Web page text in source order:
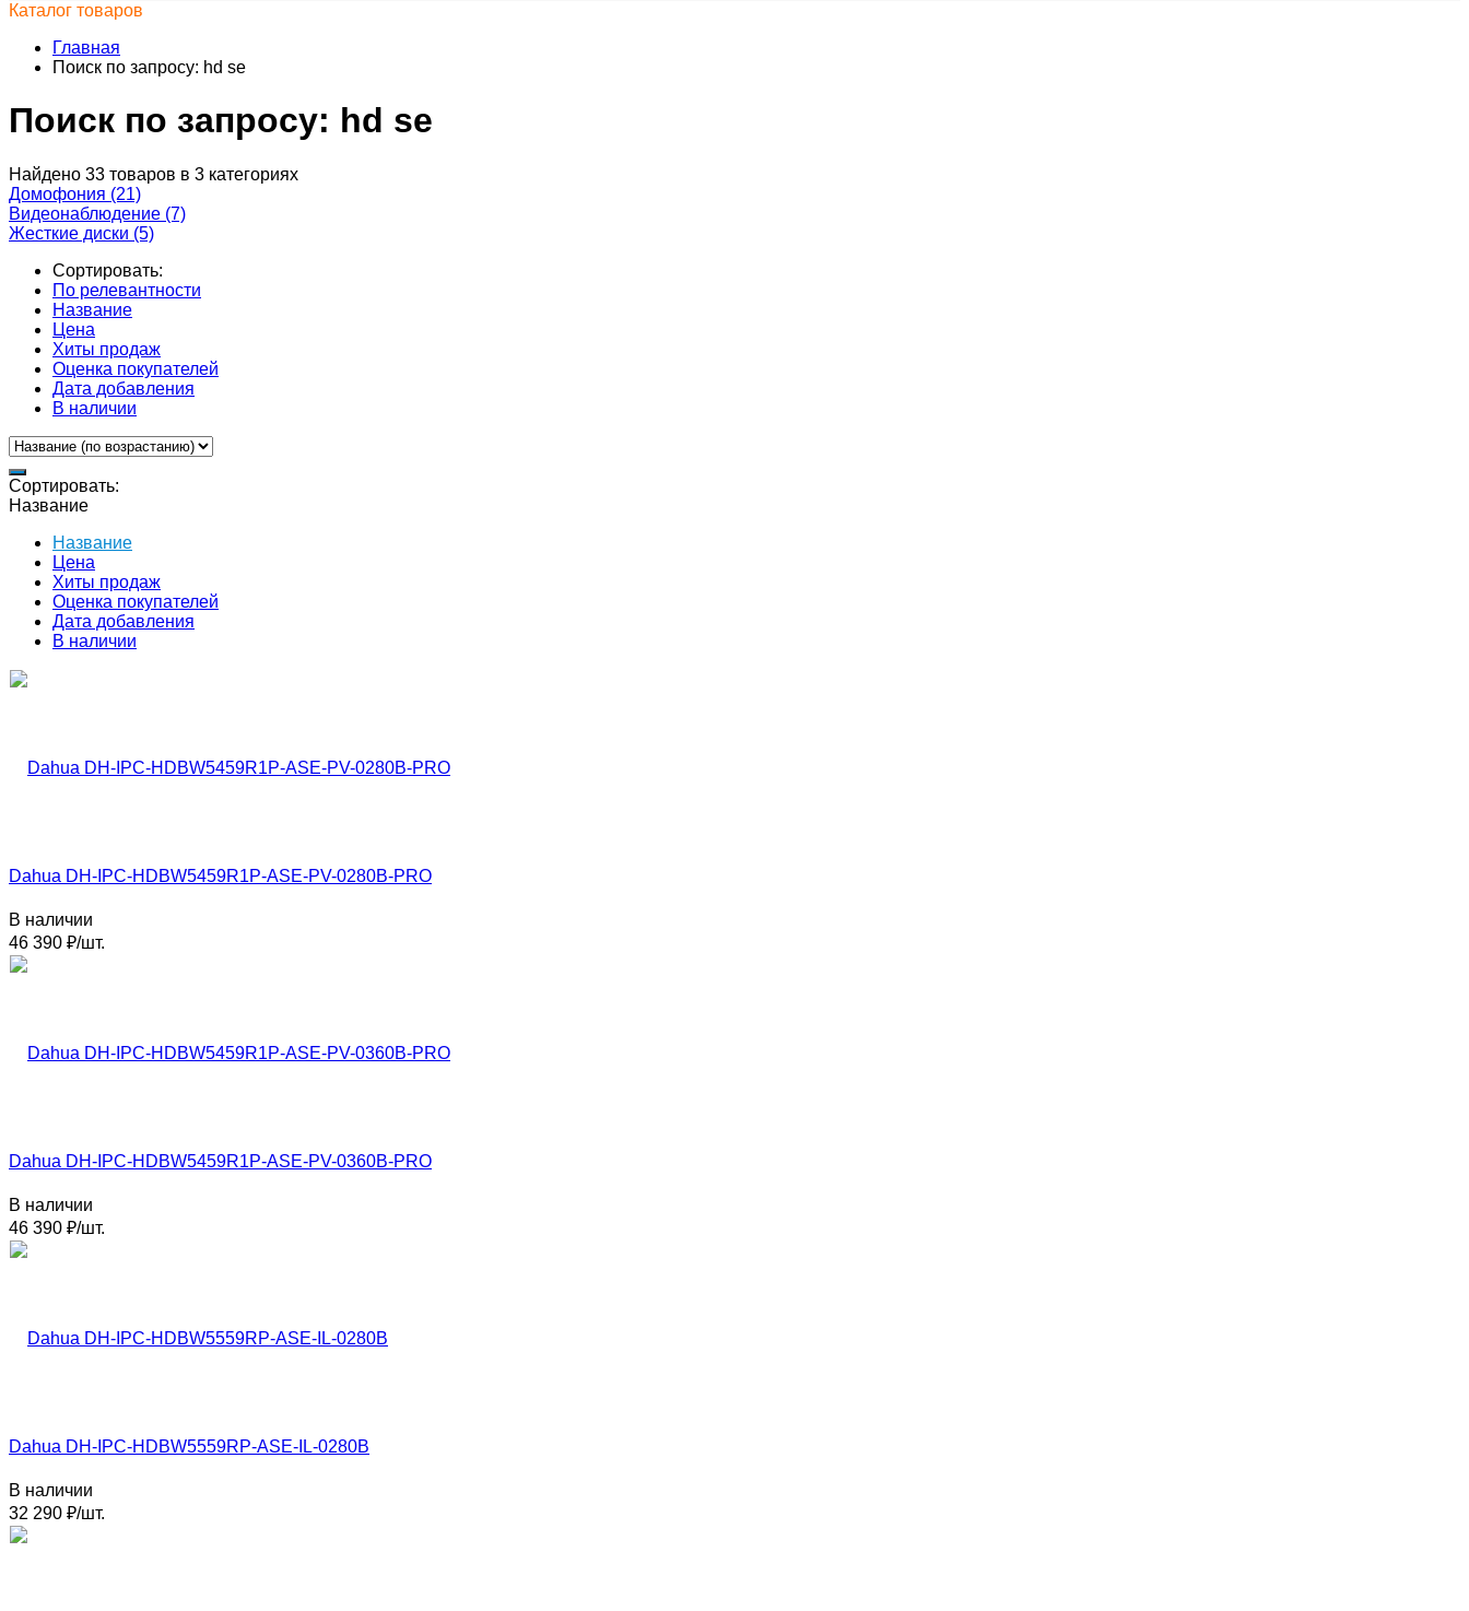
Каталог товаров
Главная
Поиск по запросу: hd se
Поиск по запросу: hd se
Найдено 33 товаров в 3 категориях
Домофония (21)
Видеонаблюдение (7)
Жесткие диски (5)
Сортировать:
По релевантности
Название
Цена
Хиты продаж
Оценка покупателей
Дата добавления
В наличии
Сортировать:
Название
Название
Цена
Хиты продаж
Оценка покупателей
Дата добавления
В наличии
Dahua DH-IPC-HDBW5459R1P-ASE-PV-0280B-PRO
В наличии
46 390 ₽/шт.
Dahua DH-IPC-HDBW5459R1P-ASE-PV-0360B-PRO
В наличии
46 390 ₽/шт.
Dahua DH-IPC-HDBW5559RP-ASE-IL-0280B
В наличии
32 290 ₽/шт.